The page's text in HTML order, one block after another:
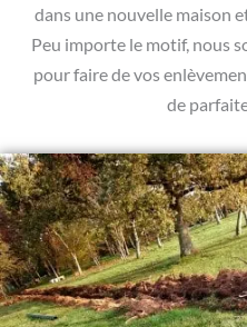
dans une nouvelle maison
Peu importe le motif, nous
pour faire de vos
de